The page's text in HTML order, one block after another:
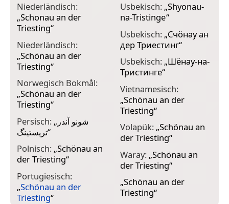
Niederländisch:
„Schonau an der
Triesting“
Niederländisch:
„Schönau an der
Triesting“
Norwegisch Bokmål:
„Schönau an der
Triesting“
Persisch: „ شونو آندر
تریستینگ“
Polnisch: „Schönau an
der Triesting“
Portugiesisch:
„Schönau an der
Triesting“
Usbekisch: „Shyonau-
na-Tristinge“
Usbekisch: „Счöнау ан
дер Триестинг“
Usbekisch: „Шёнау-на-
Тристинге“
Vietnamesisch:
„Schönau an der
Triesting“
Volapük: „Schönau an
der Triesting“
Waray: „Schönau an
der Triesting“
„Schönau an der
Triesting“